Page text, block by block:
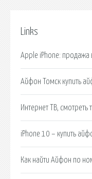
Links
Apple iPhone: продажа
Айфон Томск купить
Интернет ТВ, смотреть
iPhone 10 – купить
Как найти Айфон по